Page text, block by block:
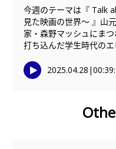
今週のテーマは『 Talk
見た映画の世界〜 』山
家・森野マッシュにま
打ち込んだ学生時代のエ
2025.04.28 |